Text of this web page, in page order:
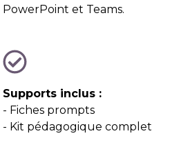
PowerPoint et Teams.
Supports inclus :
- Fiches prompts
- Kit pédagogique complet